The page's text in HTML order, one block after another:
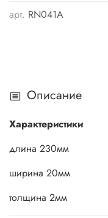
арт. RN041A
Описание
Характеристики
длина 230мм
ширина 20мм
толщина 2мм